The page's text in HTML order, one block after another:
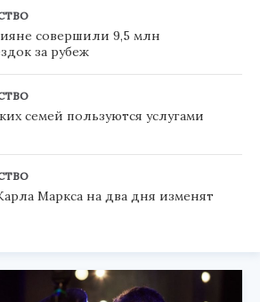
совершили 9,5 млн
за рубеж
семей пользуются услугами
Маркса на два дня изменят